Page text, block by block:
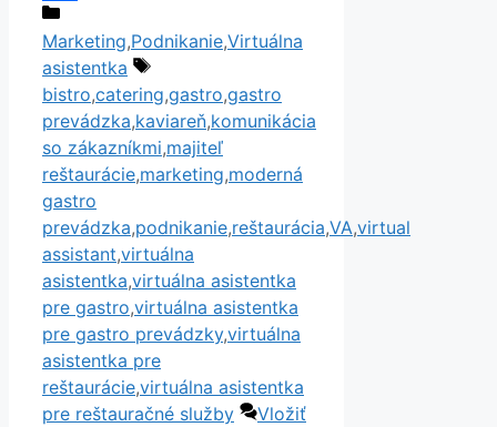
Link
ShareKategórie
Marketing,Podnikanie,Virtuálna
asistentka
Značky
bistro,catering,gastro,gastro
prevádzka,kaviareň,komunikácia
so zákazníkmi,majiteľ
reštaurácie,marketing,moderná
gastro
prevádzka,podnikanie,reštaurácia,VA,virtual
assistant,virtuálna
asistentka,virtuálna asistentka
pre gastro,virtuálna asistentka
pre gastro prevádzky,virtuálna
asistentka pre
reštaurácie,virtuálna asistentka
pre reštauračné služby
Vložiť